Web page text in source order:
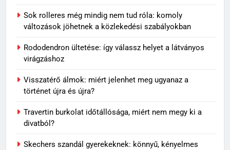
Sok rolleres még mindig nem tud róla: komoly
változások jöhetnek a közlekedési szabályokban
Rododendron ültetése: így válassz helyet a látványos
virágzáshoz
Visszatérő álmok: miért jelenhet meg ugyanaz a
történet újra és újra?
Travertin burkolat időtállósága, miért nem megy ki a
divatból?
Skechers szandál gyerekeknek: könnyű, kényelmes